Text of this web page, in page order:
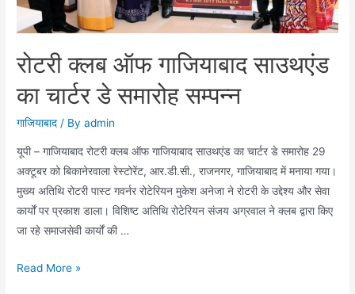
:
चौ
वीर
रोटरी क्लब ऑफ गाजियाबाद साउथएंड
का चार्टर डे समारोह सम्पन्न
गाजियाबाद / Byadmin
यूपी – गाजियाबाद रोटरी क्लब ऑफ गाजियाबाद साउथएंड का चार्टर डे समारोह 29
अक्टूबर को बिकानेरवाला रेस्टोरेंट, आर.डी.सी., राजनगर, गाजियाबाद में मनाया गया।
मुख्य अतिथि रोटरी पास्ट गवर्नर रोटेरियन मुकेश अनेजा ने रोटरी के उद्देश्य और सेवा
कार्यों पर प्रकाश डाला। विशिष्ट अतिथि रोटेरियन संजय अग्रवाल ने क्लब द्वारा किए
जा रहे समाजसेवी कार्यों की …
रोटरी
Read More »